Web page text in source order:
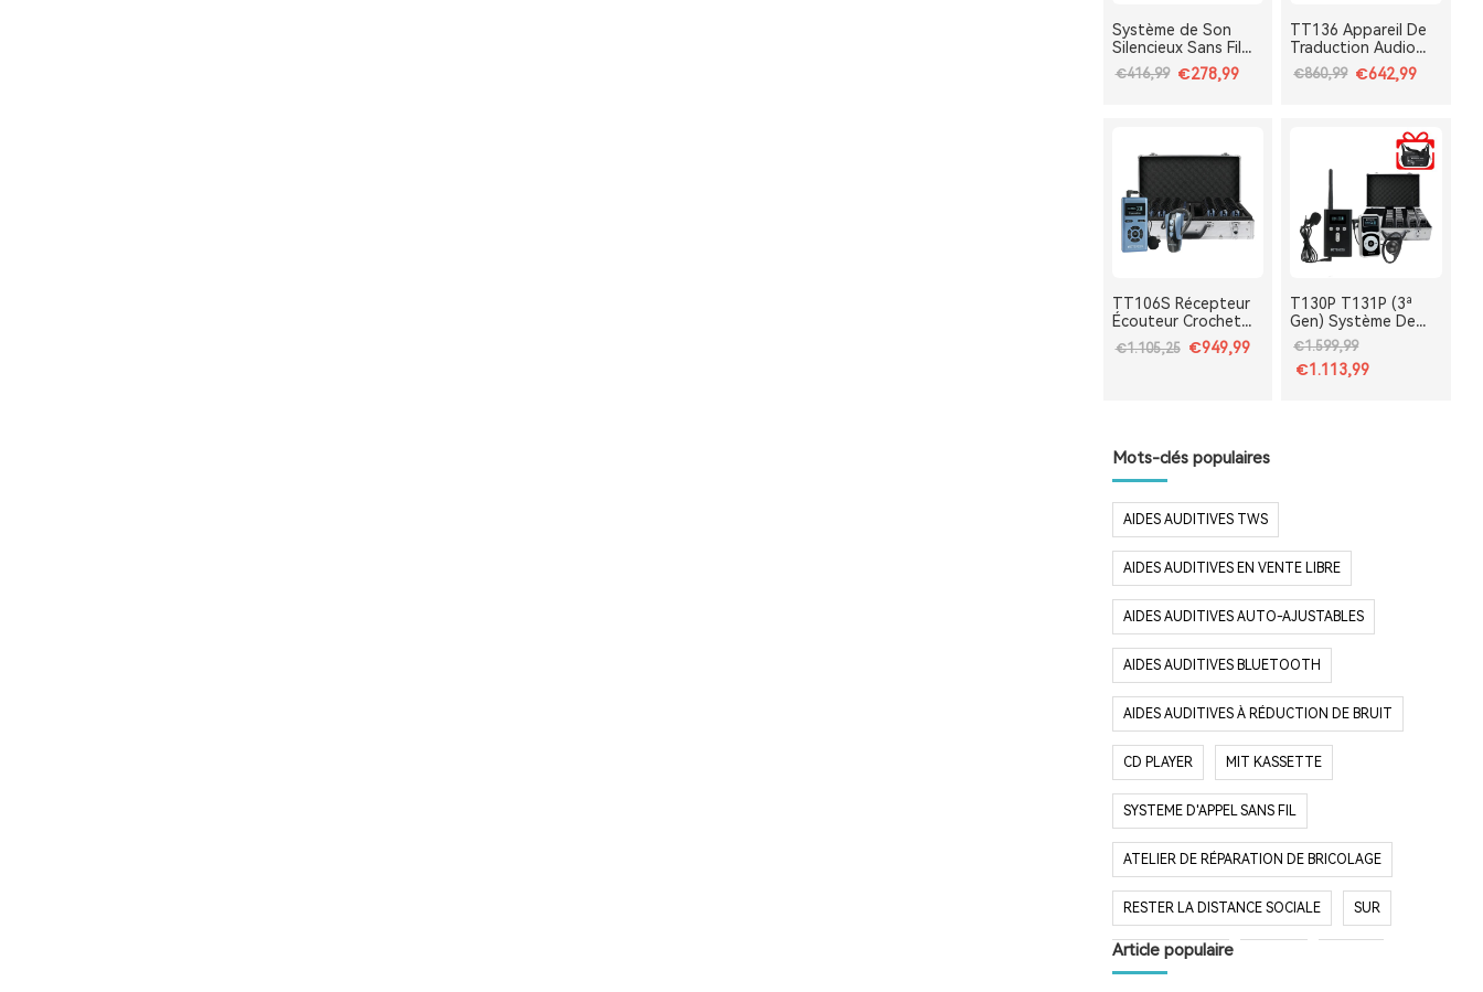
Système de Son
Silencieux Sans Fil
TA003 TA004 avec
Micro Cravatte pour
Respiratoire
€416,99 €278,99
TT136 Appareil De
Traduction Audio
Multilingue Pour
Groupes,
Langues, Système
De Traduction Pour
Tours Et
Conférences One-
To-Many, Diffusion
Double Canal,
Longue Portée 2.4G
€860,99 €642,99
TT106S Récepteur
Écouteur Crochet
Système de Guide
Touristique Sans Fil
€1.105,25 €949,99
T130P T131P (3ª
Gen) Système De
Guidage Touristique
Pour Guides Avec
DSP Anti-Bruit |
€1.599,99
€1.113,99
Mots-clés populaires
AIDES AUDITIVES TWS
AIDES AUDITIVES EN VENTE LIBRE
AIDES AUDITIVES AUTO-AJUSTABLES
AIDES AUDITIVES BLUETOOTH
AIDES AUDITIVES À RÉDUCTION DE BRUIT
CD PLAYER MIT KASSETTE
SYSTEME D'APPEL SANS FIL
ATELIER DE RÉPARATION DE BRICOLAGE
RESTER LA DISTANCE SOCIALE SUR
DIY BOUTIQUE
Article populaire